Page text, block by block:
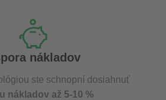
nákladov
ste schnopní dosiahnuť
nákladov až 5-10 %